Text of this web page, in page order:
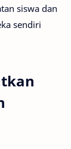
siswa dan
sendiri